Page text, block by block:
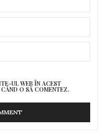
si persoane in varsta in
UL WEB ÎN ACEST
O SĂ COMENTEZ.